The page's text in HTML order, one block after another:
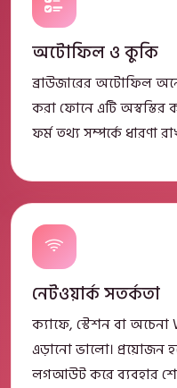
অটোফিল ও কুকি
ব্রাউজারের অটোফিল
করা ফোনে এটি অস্বস্তির
ফর্ম তথ্য সম্পর্কে ধারণা
নেটওয়ার্ক সতর্কতা
ক্যাফে, স্টেশন বা
এড়ানো ভালো। প্রয়োজন
লগআউট করে ব্যবহার